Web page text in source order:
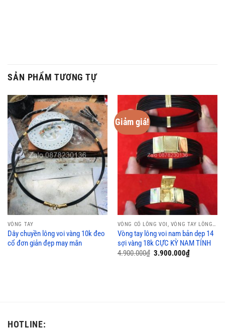
SẢN PHẨM TƯƠNG TỰ
VÒNG TAY
Dây chuyền lông voi vàng 10k đeo
cổ đơn giản đẹp may mắn
Giảm giá!
VÒNG CỔ LÔNG VOI, VÒNG TAY LÔNG VOI
Vòng tay lông voi nam bản dẹp 14
sợi vàng 18k CỰC KỲ NAM TÍNH
4.900.000₫ Giá
3.900.000₫Giá
HOTLINE: